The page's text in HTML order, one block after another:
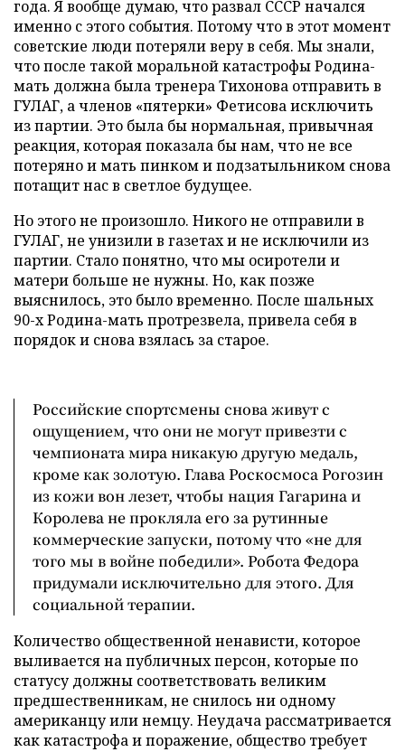
года. Я вообще думаю, что развал СССР начался
именно с этого события. Потому что в этот момент
советские люди потеряли веру в себя. Мы знали,
что после такой моральной катастрофы Родина-
мать должна была тренера Тихонова отправить в
ГУЛАГ, а членов «пятерки» Фетисова исключить
из партии. Это была бы нормальная, привычная
реакция, которая показала бы нам, что не все
потеряно и мать пинком и подзатыльником снова
потащит нас в светлое будущее.
Но этого не произошло. Никого не отправили в
ГУЛАГ, не унизили в газетах и не исключили из
партии. Стало понятно, что мы осиротели и
матери больше не нужны. Но, как позже
выяснилось, это было временно. После шальных
90-х Родина-мать протрезвела, привела себя в
порядок и снова взялась за старое.
Российские спортсмены снова живут с
ощущением, что они не могут привезти с
чемпионата мира никакую другую медаль,
кроме как золотую. Глава Роскосмоса Рогозин
из кожи вон лезет, чтобы нация Гагарина и
Королева не прокляла его за рутинные
коммерческие запуски, потому что «не для
того мы в войне победили». Робота Федора
придумали исключительно для этого. Для
социальной терапии.
Количество общественной ненависти, которое
выливается на публичных персон, которые по
статусу должны соответствовать великим
предшественникам, не снилось ни одному
американцу или немцу. Неудача рассматривается
как катастрофа и поражение, общество требует